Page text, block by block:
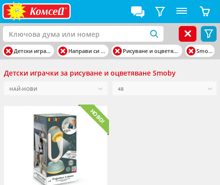
Детски играчки Направи си сам Рисуване и оцветяване Smoby
Детски играчки за рисуване и оцветяване Smoby